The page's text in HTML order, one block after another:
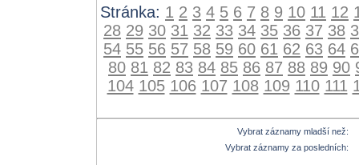
Stránka: 1 2 3 4 5 6 7 8 9 10 11 12
28 29 30 31 32 33 34 35 36 37 38
54 55 56 57 58 59 60 61 62 63 64
80 81 82 83 84 85 86 87 88 89 90
104 105 106 107 108 109 110 111
Vybrat záznamy mladší než:
Vybrat záznamy za posledních: